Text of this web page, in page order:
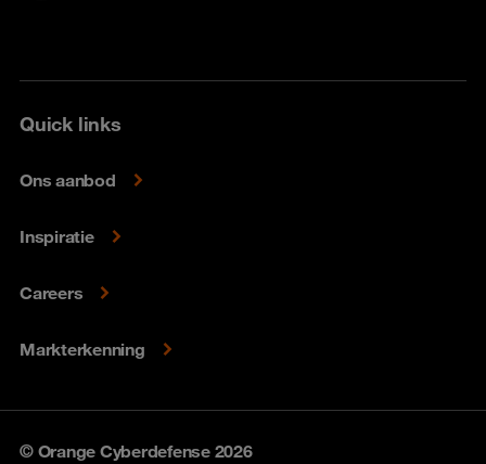
Quick links
Ons aanbod
Inspiratie
Careers
Markterkenning
© Orange Cyberdefense 2026